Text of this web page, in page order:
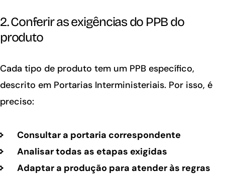
2. Conferir as exigências do PPB do
produto
Cada tipo de produto tem um PPB específico,
descrito em Portarias Interministeriais. Por isso, é
preciso:
Consultar a portaria correspondente
Analisar todas as etapas exigidas
Adaptar a produção para atender às regras